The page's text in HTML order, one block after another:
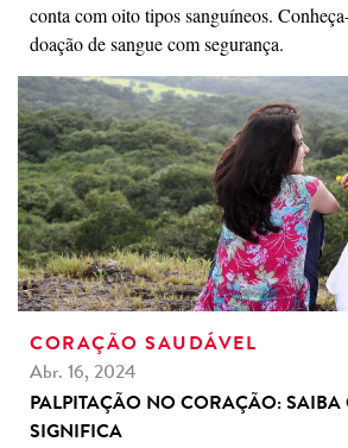
conta com oito tipos sanguíneos.
doação de sangue com segurança.
CORAÇÃO SAUDÁVEL
Abr. 16, 2024
PALPITAÇÃO NO CORAÇÃO: SAIBA
SIGNIFICA